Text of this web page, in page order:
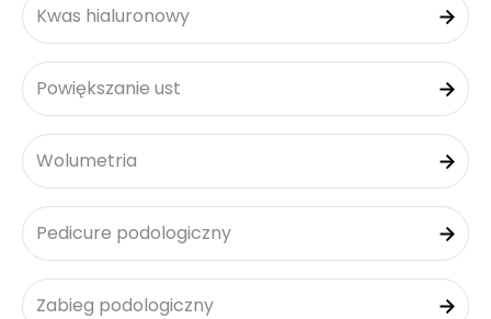
Kwas hialuronowy
Powiększanie ust
Wolumetria
Pedicure podologiczny
Zabieg podologiczny